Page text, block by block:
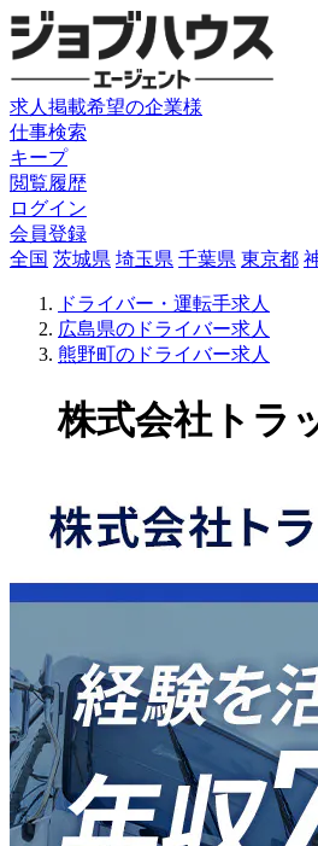
求人掲載希望の企業様
仕事検索
キープ
閲覧履歴
ログイン
会員登録
全国 茨城県 埼玉県 千葉県 東京都
ドライバー・運転手求人
広島県のドライバー求人
熊野町のドライバー求人
株式会社トラ